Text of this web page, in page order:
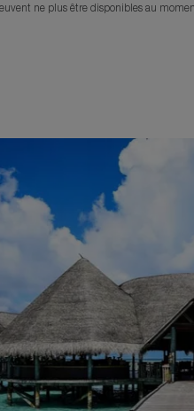
ne plus être disponibles au